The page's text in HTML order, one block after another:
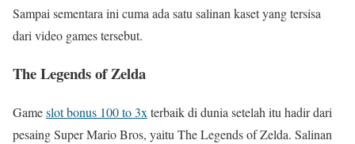
Sampai sementara ini cuma ada satu salinan kaset yang tersisa
dari video games tersebut.
The Legends of Zelda
Gameslot bonus 100 to 3x terbaik di dunia setelah itu hadir dari
pesaing Super Mario Bros, yaitu The Legends of Zelda. Salinan